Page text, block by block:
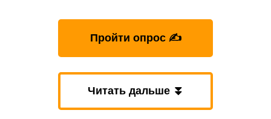
Пройти опрос ✍
Читать дальше ⏬